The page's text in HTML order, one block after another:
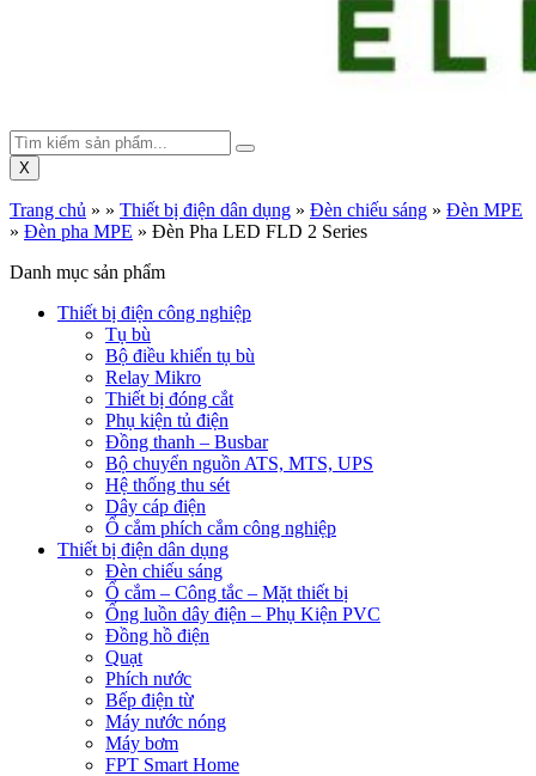
X
Trang chủ » » Thiết bị điện dân dụng » Đèn chiếu sáng » Đèn MPE
» Đèn pha MPE » Đèn Pha LED FLD 2 Series
Danh mục sản phẩm
Thiết bị điện công nghiệp
Tụ bù
Bộ điều khiển tụ bù
Relay Mikro
Thiết bị đóng cắt
Phụ kiện tủ điện
Đồng thanh – Busbar
Bộ chuyển nguồn ATS, MTS, UPS
Hệ thống thu sét
Dây cáp điện
Ổ cắm phích cắm công nghiệp
Thiết bị điện dân dụng
Đèn chiếu sáng
Ổ cắm – Công tắc – Mặt thiết bị
Ống luồn dây điện – Phụ Kiện PVC
Đồng hồ điện
Quạt
Phích nước
Bếp điện từ
Máy nước nóng
Máy bơm
FPT Smart Home